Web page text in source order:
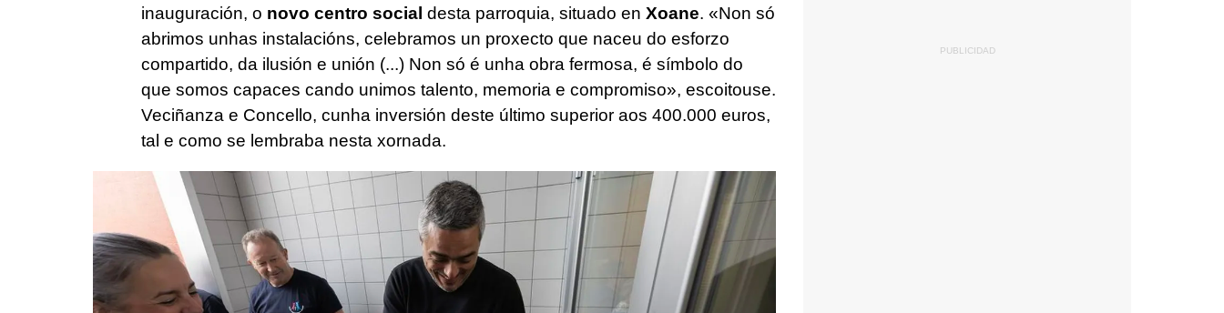
inauguración, o novo centro social desta parroquia, situado en Xoane. «Non só
abrimos unhas instalacións, celebramos un proxecto que naceu do esforzo
compartido, da ilusión e unión (...) Non só é unha obra fermosa, é símbolo do
que somos capaces cando unimos talento, memoria e compromiso», escoitouse.
Veciñanza e Concello, cunha inversión deste último superior aos 400.000 euros,
tal e como se lembraba nesta xornada.